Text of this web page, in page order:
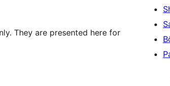
They are presented here for